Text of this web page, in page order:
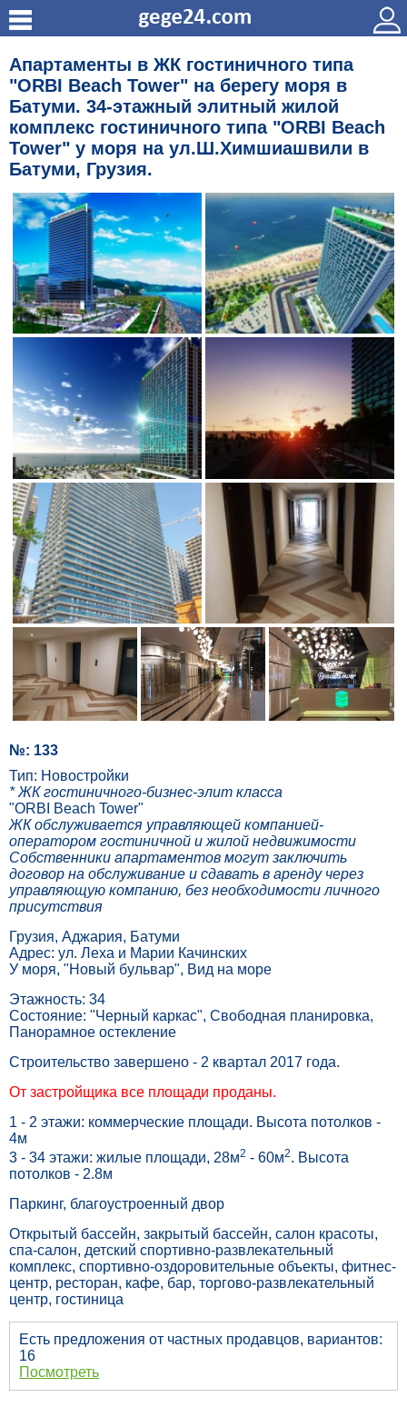
Апартаменты в ЖК гостиничного типа
"ORBI Beach Tower" на берегу моря в
Батуми. 34-этажный элитный жилой
комплекс гостиничного типа "ORBI Beach
Tower" у моря на ул.Ш.Химшиашвили в
Батуми, Грузия.
№: 133
Тип: Новостройки
* ЖК гостиничного-бизнес-элит класса
"ORBI Beach Tower"
ЖК обслуживается управляющей компанией-
оператором гостиничной и жилой недвижимости
Собственники апартаментов могут заключить
договор на обслуживание и сдавать в аренду через
управляющую компанию, без необходимости личного
присутствия
Грузия, Аджария, Батуми
Адрес: ул. Леха и Марии Качинских
У моря, "Новый бульвар", Вид на море
Этажность: 34
Состояние: "Черный каркас", Свободная планировка,
Панорамное остекление
Строительство завершено - 2 квартал 2017 года.
От застройщика все площади проданы.
1 - 2 этажи: коммерческие площади. Высота потолков -
4м
3 - 34 этажи: жилые площади, 28м2 - 60м2. Высота
потолков - 2.8м
Паркинг, благоустроенный двор
Открытый бассейн, закрытый бассейн, салон красоты,
спа-салон, детский спортивно-развлекательный
комплекс, спортивно-оздоровительные объекты, фитнес-
центр, ресторан, кафе, бар, торгово-развлекательный
центр, гостиница
Есть предложения от частных продавцов, вариантов:
16
Посмотреть